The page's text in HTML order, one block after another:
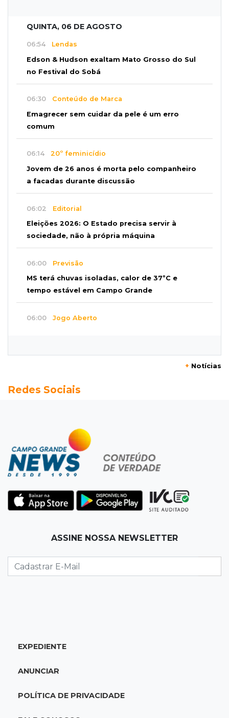
QUINTA, 06 DE AGOSTO
06:54 Lendas
Edson & Hudson exaltam Mato Grosso do Sul
no Festival do Sobá
06:30 Conteúdo de Marca
Emagrecer sem cuidar da pele é um erro
comum
06:14 20º feminicídio
Jovem de 26 anos é morta pelo companheiro
a facadas durante discussão
06:02 Editorial
Eleições 2026: O Estado precisa servir à
sociedade, não à própria máquina
06:00 Previsão
MS terá chuvas isoladas, calor de 37ºC e
tempo estável em Campo Grande
06:00 Jogo Aberto
Técnico de carnes e resgatista são destaques
Vídeo
Chamas altas avançam sobre área de mata em
Chapadão do Sul
23:41 15ª Vara Cível
Pet shop vai indenizar tutor em R$ 5 mil por
Time de MS vai enfrentar equipe gaúcha por
ida à final da copa de futsal
Defesa Civil alerta MS por possível formação
+ Notícias
Redes Sociais
ASSINE NOSSA NEWSLETTER
EXPEDIENTE
ANUNCIAR
POLÍTICA DE PRIVACIDADE